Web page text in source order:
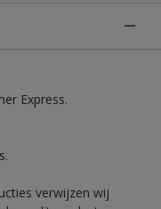
Express.
verwijzen wij